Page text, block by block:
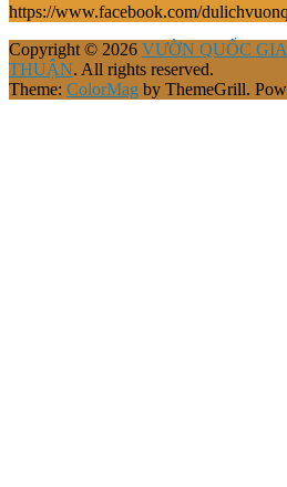
https://www.facebook.com/
Copyright © 2026 VƯỜN QUỐC
THUẬN. All rights reserved.
Theme: ColorMag by ThemeGrill.